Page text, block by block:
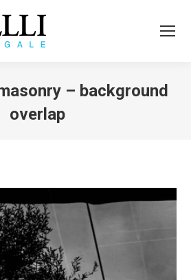
– background
overlap